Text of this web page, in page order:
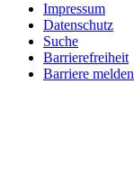
Impressum
Datenschutz
Suche
Barrierefreiheit
Barriere melden